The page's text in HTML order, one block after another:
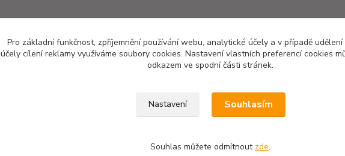
Upravit sběr cookies.
Pro základní funkčnost, zpříjemnění používání webu, analytické účely a v případě
účely cílení reklamy využíváme soubory cookies. Nastavení vlastních preferencí cookies
odkazem ve spodní části stránek.
Nastavení Souhlasím
Souhlas můžete odmítnout zde.